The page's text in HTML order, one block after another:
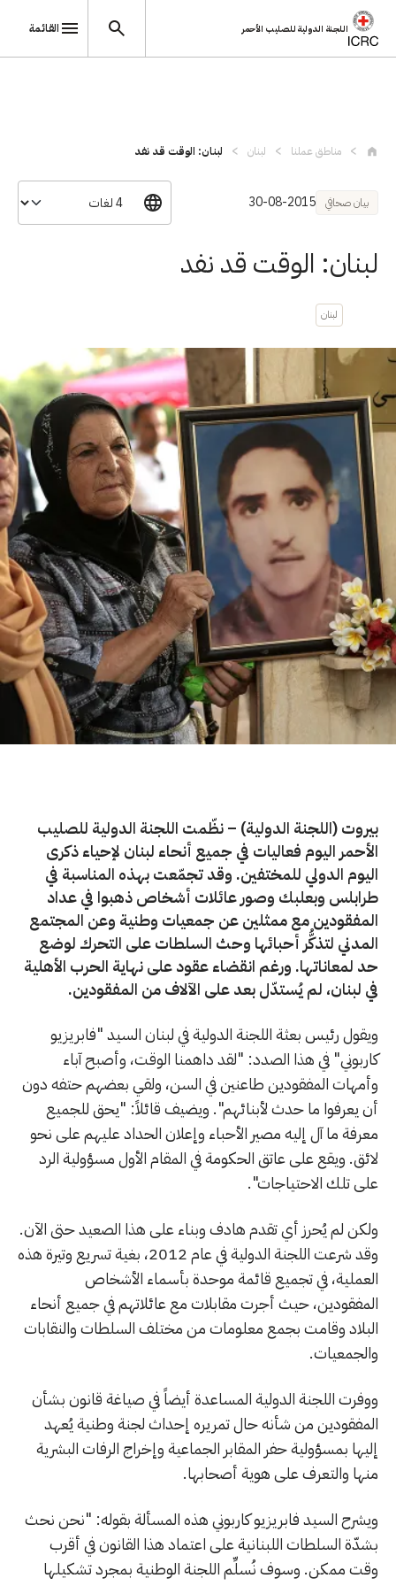
اللجنة الدولية للصليب الأحمر القائمة
مناطق عملنا لبنان لبنان: الوقت قد نفد
بيان صحافي 30-08-2015
لبنان: الوقت قد نفد
لبنان
بيروت (اللجنة الدولية) – نظّمت اللجنة الدولية للصليب
الأحمر اليوم فعاليات في جميع أنحاء لبنان لإحياء ذكرى
اليوم الدولي للمختفين. وقد تجمّعت بهذه المناسبة في
طرابلس وبعلبك وصور عائلات أشخاص ذهبوا في عداد
المفقودين مع ممثلين عن جمعيات وطنية وعن المجتمع
المدني لتذكُّر أحبائها وحث السلطات على التحرك لوضع
حد لمعاناتها. ورغم انقضاء عقود على نهاية الحرب الأهلية
في لبنان، لم يُستدّل بعد على الآلاف من المفقودين.
ويقول رئيس بعثة اللجنة الدولية في لبنان السيد "فابريزيو
كاربوني" في هذا الصدد: "لقد داهمنا الوقت، وأصبح آباء
وأمهات المفقودين طاعنين في السن، ولقي بعضهم حتفه دون
أن يعرفوا ما حدث لأبنائهم". ويضيف قائلاً: "يحق للجميع
معرفة ما آل إليه مصير الأحباء وإعلان الحداد عليهم على نحو
لائق. ويقع على عاتق الحكومة في المقام الأول مسؤولية الرد
على تلك الاحتياجات".
ولكن لم يُحرز أي تقدم هادف وبناء على هذا الصعيد حتى الآن.
وقد شرعت اللجنة الدولية في عام 2012، بغية تسريع وتيرة هذه
العملية، في تجميع قائمة موحدة بأسماء الأشخاص
المفقودين، حيث أجرت مقابلات مع عائلاتهم في جميع أنحاء
البلاد وقامت بجمع معلومات من مختلف السلطات والنقابات
والجمعيات.
ووفرت اللجنة الدولية المساعدة أيضاً في صياغة قانون بشأن
المفقودين من شأنه حال تمريره إحداث لجنة وطنية يُعهد
إليها بمسؤولية حفر المقابر الجماعية وإخراج الرفات البشرية
منها والتعرف على هوية أصحابها.
ويشرح السيد فابريزيو كاربوني هذه المسألة بقوله: "نحن نحث
بشدّة السلطات اللبنانية على اعتماد هذا القانون في أقرب
وقت ممكن. وسوف نُسلِّم اللجنة الوطنية بمجرد تشكيلها